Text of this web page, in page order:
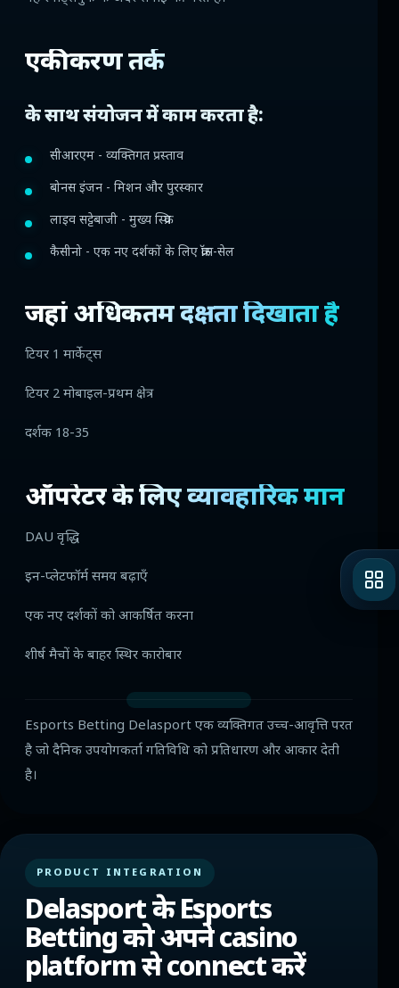
एकीकरण तर्क
के साथ संयोजन में काम करता है:
सीआरएम - व्यक्तिगत प्रस्ताव
बोनस इंजन - मिशन और पुरस्कार
लाइव सट्टेबाजी - मुख्य स्क्रिप
कैसीनो - एक नए दर्शकों के लिए क्रॉस-सेल
जहां अधिकतम दक्षता दिखाता है
टियर 1 मार्केट्स
टियर 2 मोबाइल-प्रथम क्षेत्र
दर्शक 18-35
ऑपरेटर के लिए व्यावहारिक मान
DAU वृद्धि
इन-प्लेटफॉर्म समय बढ़ाएँ
एक नए दर्शकों को आकर्षित करना
शीर्ष मैचों के बाहर स्थिर कारोबार
Esports Betting Delasport एक व्यक्तिगत उच्च-आवृत्ति परत
है जो दैनिक उपयोगकर्ता गतिविधि को प्रतिधारण और आकार देती
है।
PRODUCT INTEGRATION
Delasport के Esports
Betting को अपने casino
platform से connect करें